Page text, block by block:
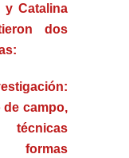
y Catalina
dos
de campo,
formas